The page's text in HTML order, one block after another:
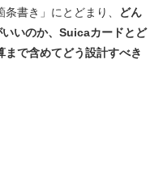
書き」にとどまり、
どん
いのか、Suicaカードとど
まで含めてどう設計すべき